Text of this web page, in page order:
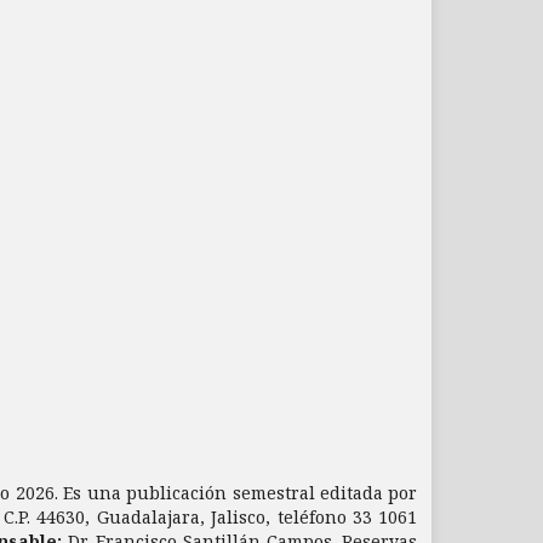
2026. Es una publicación semestral editada por
44630, Guadalajara, Jalisco, teléfono 33 1061